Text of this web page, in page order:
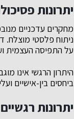
יתרונות
ניתוח פלסטי מוצלח.
על התפיסה העצמית
היתרון הרגשי אינו
ביחסים בין-אישיים
יתרונות